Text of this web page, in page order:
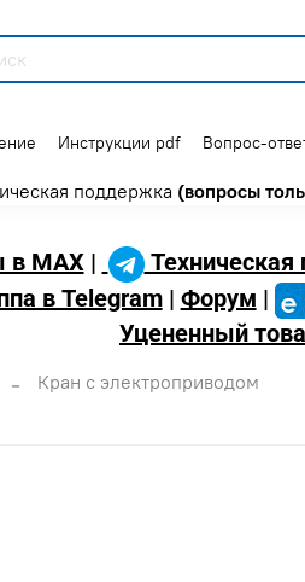
Инструкции pdf Вопрос-
поддержка (вопросы
MAX|
Техническая
в Telegram| Форум |
Уцененный
Кран с электроприводом